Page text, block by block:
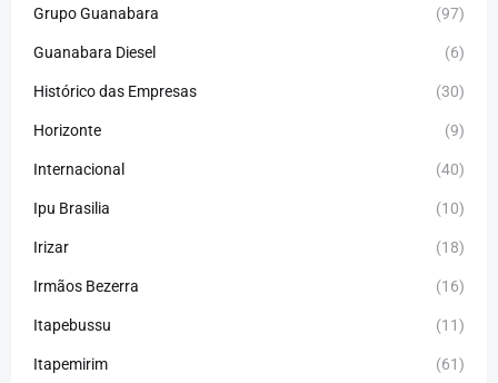
Grupo Guanabara (97)
Guanabara Diesel (6)
Histórico das Empresas (30)
Horizonte (9)
Internacional (40)
Ipu Brasilia (10)
Irizar (18)
Irmãos Bezerra (16)
Itapebussu (11)
Itapemirim (61)